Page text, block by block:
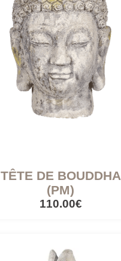
TÊTE DE BOUDDHA
(PM)
110.00€